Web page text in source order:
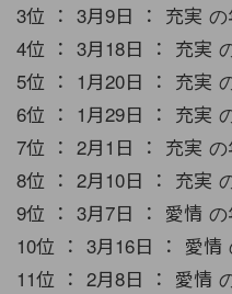
3位 ： 3月9日 ： 充実
4位 ： 3月18日 ： 充実
5位 ： 1月20日 ： 充実
6位 ： 1月29日 ： 充実
7位 ： 2月1日 ： 充実
8位 ： 2月10日 ： 充実
9位 ： 3月7日 ： 愛情
10位 ： 3月16日 ： 愛情
11位 ： 2月8日 ： 愛情